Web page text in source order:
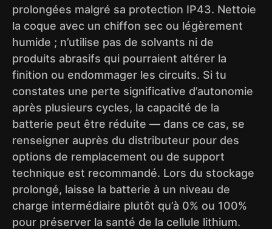
prolongées malgré sa protection IP43. Nettoie
la coque avec un chiffon sec ou légèrement
humide ; n’utilise pas de solvants ni de
produits abrasifs qui pourraient altérer la
finition ou endommager les circuits. Si tu
constates une perte significative d’autonomie
après plusieurs cycles, la capacité de la
batterie peut être réduite — dans ce cas, se
renseigner auprès du distributeur pour des
options de remplacement ou de support
technique est recommandé. Lors du stockage
prolongé, laisse la batterie à un niveau de
charge intermédiaire plutôt qu’à 0% ou 100%
pour préserver la santé de la cellule lithium.